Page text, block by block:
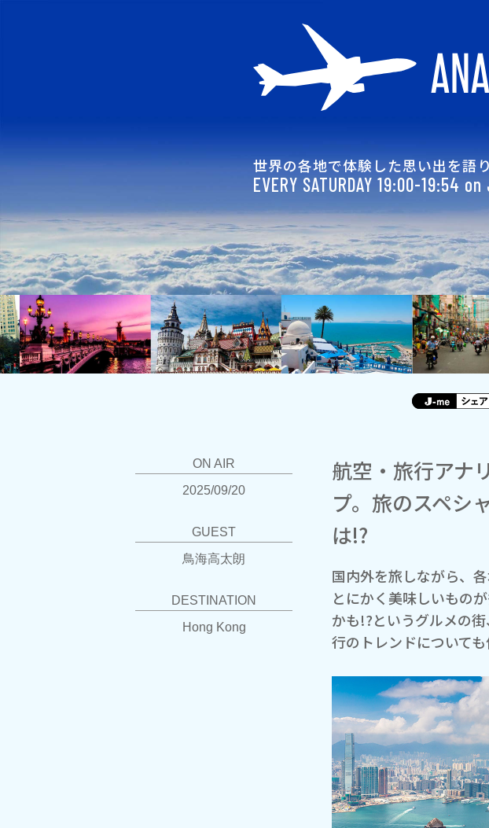
世界の各地で体験した思い出を語
EVERY SATURDAY 19:00-19:54 on
ON AIR
2025/09/20
GUEST
鳥海高太朗
DESTINATION
Hong Kong
航空・旅行アナ
プ。旅のスペシ
は!?
国内外を旅しながら、
とにかく美味しいもの
かも!?というグルメの
行のトレンドについても